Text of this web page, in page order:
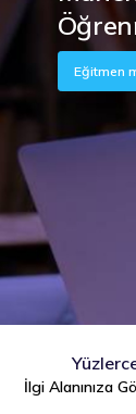
İlgi Alanınıza